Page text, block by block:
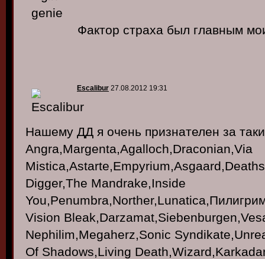
Фактор страха был главным
Escalibur 27.08.2012 19:31
Нашему ДД я очень признателен за
Angra,Margenta,Agalloch,Draconian,Via
Digger,The Mandrake,Inside
Vision
Nephilim,Megaherz,Sonic
Of Shadows,Living